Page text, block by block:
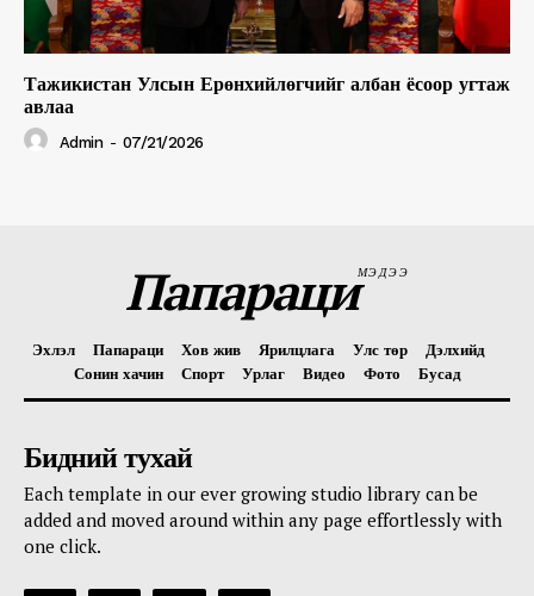
Тажикистан Улсын Ерөнхийлөгчийг албан ёсоор угтаж
авлаа
Admin - 07/21/2026
ПапарациМЭДЭЭ
Эхлэл Папараци Хов жив Ярилцлага Улс төр
Дэлхийд
Сонин хачин
Спорт Урлаг Видео Фото Бусад
Бидний тухай
Each template in our ever growing studio library can be
added and moved around within any page effortlessly with
one click.